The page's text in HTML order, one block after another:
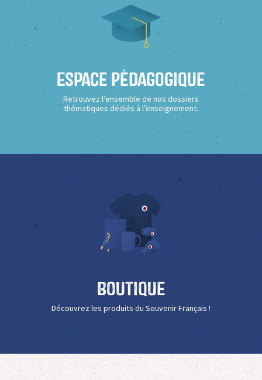
Espace Pédagogique
Retrouvez l’ensemble de nos dossiers
thématiques dédiés à l’enseignement.
Boutique
Découvrez les produits du Souvenir Français !